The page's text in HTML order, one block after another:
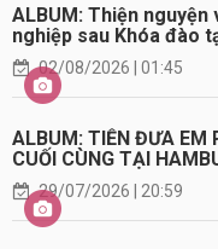
ALBUM: Thiện
nghiệp sau Khóa đào
02/08/2026 | 01:45
ALBUM: TIỄN ĐƯA EM
CUỐI CÙNG TẠI
29/07/2026 | 20:59